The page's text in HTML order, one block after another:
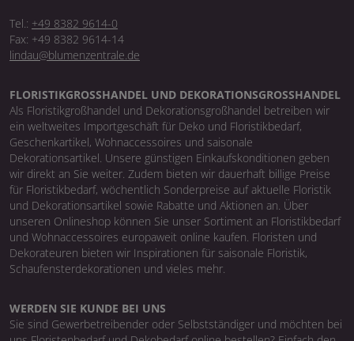
Tel.: +49 8382 9614-0
Fax: +49 8382 9614-14
lindau@blumenzentrale.de
FLORISTIKGROSSHANDEL UND DEKORATIONSGROSSHANDEL
Als Floristikgroßhandel und Dekorationsgroßhandel betreiben wir
ein weltweites Importgeschäft für Deko und Floristikbedarf,
Geschenkartikel, Wohnaccessoires und saisonale
Dekorationsartikel. Unsere günstigen Einkaufskonditionen geben
wir direkt an Sie weiter. Zudem bieten wir dauerhaft billige Preise
für Floristikbedarf, wöchentlich Sonderpreise auf aktuelle Floristik
und Dekorationsartikel sowie Rabatte und Aktionen an. Über
unseren Onlineshop können Sie unser Sortiment an Floristikbedarf
und Wohnaccessoires europaweit online kaufen. Floristen und
Dekorateuren bieten wir Inspirationen für saisonale Floristik,
Schaufensterdekorationen und vieles mehr.
WERDEN SIE KUNDE BEI UNS
Sie sind Gewerbetreibender oder Selbstständiger und möchten bei